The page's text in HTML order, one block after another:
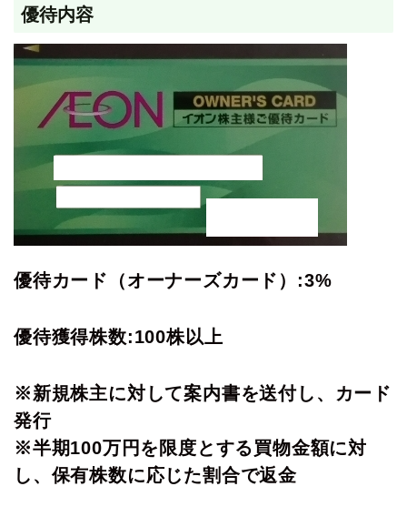
優待内容
優待カード（オーナーズカード）:3%
優待獲得株数:100株以上
※新規株主に対して案内書を送付し、カード
発行
※半期100万円を限度とする買物金額に対
し、保有株数に応じた割合で返金